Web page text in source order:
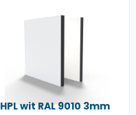
HPL wit RAL 9010 3mm